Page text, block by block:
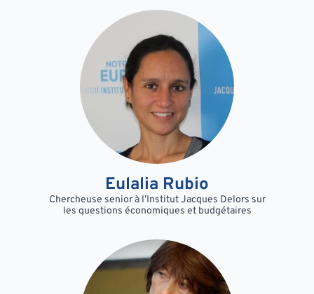
Eulalia Rubio
Chercheuse senior à l’Institut Jacques Delors sur
les questions économiques et budgétaires